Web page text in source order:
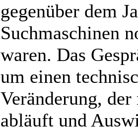
gegenüber dem
Suchmaschinen
waren. Das
um einen
Veränderung,
abläuft und